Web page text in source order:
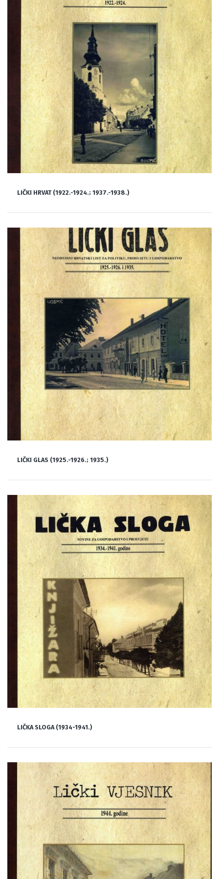
LIČKI HRVAT (1922.-1924.; 1937.-1938.)
LIČKI GLAS (1925.-1926.; 1935.)
LIČKA SLOGA (1934-1941.)